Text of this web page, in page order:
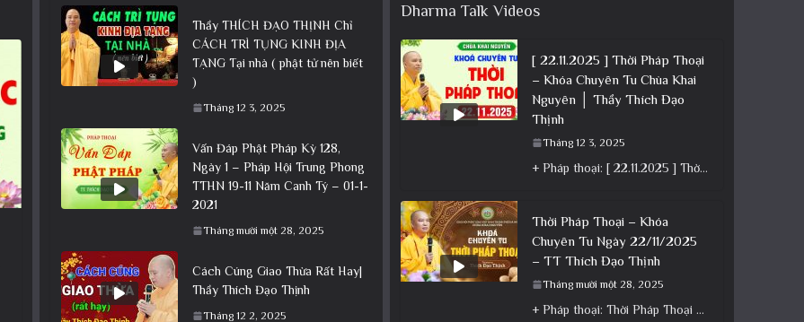
Thầy THÍCH ĐẠO THỊNH Chỉ
CÁCH TRÌ TỤNG KINH ĐỊA
TẠNG Tại nhà ( phật tử nên biết
)
Tháng 12 3, 2025
Vấn Đáp Phật Pháp Kỳ 128,
Ngày 1 – Pháp Hội Trung Phong
TTHN 19-11 Năm Canh Tý – 01-1-
2021
Tháng mười một 28, 2025
Cách Cúng Giao Thừa Rất Hay|
Thầy Thích Đạo Thịnh
Tháng 12 2, 2025
Dharma Talk Videos
[ 22.11.2025 ] Thời Pháp Thoại
– Khóa Chuyên Tu Chùa Khai
Nguyên │ Thầy Thích Đạo
Thịnh
Tháng 12 3, 2025
+ Pháp thoại: [ 22.11.2025 ] Thời Pháp Thoại – Khóa Chuyên Tu Chùa Khai Nguyên │ Thầy Thích Đạo
Thời Pháp Thoại – Khóa
Chuyên Tu Ngày 22/11/2025
– TT Thích Đạo Thịnh
Tháng mười một 28, 2025
+ Pháp thoại: Thời Pháp Thoại – Khóa Chuyên Tu Ngày 22/11/2025 – TT Thích Đạo Thịnh + Album: Pháp